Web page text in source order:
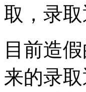
取，录
目前造
来的录